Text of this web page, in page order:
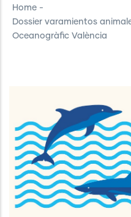
Home -
Dossier varamientos
Oceanogràfic València